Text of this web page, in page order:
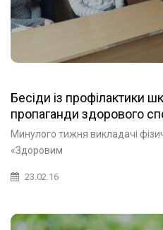
Бесіди із профілактики
пропаганди здорового
Минулого тижня викладачі
«Здоровим
23.02.16